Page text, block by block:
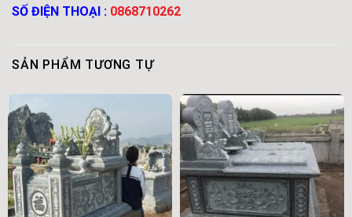
SỐ ĐIỆN THOẠI : 0868710262
SẢN PHẨM TƯƠNG TỰ